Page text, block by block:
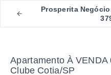
Prosperita
Apartamento À
Clube Cotia/SP